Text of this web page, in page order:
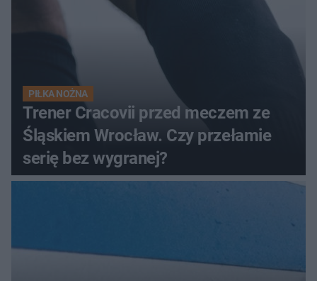
PIŁKA NOŻNA
Trener Cracovii przed meczem ze
Śląskiem Wrocław. Czy przełamie
serię bez wygranej?